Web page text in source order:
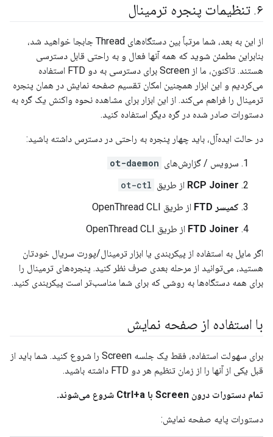
۶. تنظیمات پنجره ترمینال
از این به بعد، شما مرتباً بین دستگاه‌های Thread جابجا خواهید شد،
بنابراین مطمئن شوید که همه آنها فعال و به راحتی قابل دسترسی
هستند. تاکنون، ما از Screen برای دسترسی به دو FTD استفاده
می‌کردیم و این ابزار همچنین امکان تقسیم صفحه نمایش در همان پنجره
ترمینال را فراهم می‌کند. از این ابزار برای مشاهده نحوه واکنش یک گره به
دستورات صادر شده در گره دیگر استفاده کنید.
در حالت ایده‌آل، باید چهار پنجره به راحتی در دسترس داشته باشید:
سرویس / گزارش‌های
ot-daemon
RCP Joiner از طریق
ot-ctl
کمیسر FTD
از طریق OpenThread CLI
FTD Joiner از طریق OpenThread CLI
اگر مایل به استفاده از پیکربندی یا ابزار ترمینال/پورت سریال خودتان
هستید، می‌توانید از مرحله بعدی صرف نظر کنید. پنجره‌های ترمینال را
برای همه دستگاه‌ها به روشی که برای شما مناسب‌تر است پیکربندی کنید.
با استفاده از صفحه نمایش
برای سهولت استفاده، فقط یک جلسه Screen را شروع کنید. شما باید از
قبل یکی از آنها را از زمان تنظیم هر دو FTD داشته باشید.
تمام دستورات درون Screen با Ctrl+a شروع می‌شوند.
دستورات پایه صفحه نمایش: